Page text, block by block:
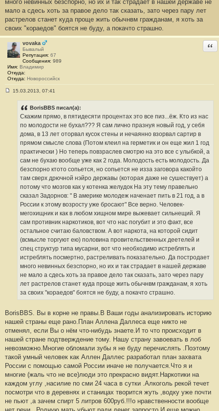
много невинных безспорно, но их и так страдает в нашей державе не
мало а сдесь хоть за правое дело так сказать, зато через пару лет
растрелов станет куда проще жить обычнвм гражданам, я хоть за
своих "кораедов" боятся не буду, а покачто страшно.
vovaka
Бывалый
Репутация: 67
Сообщения: 989
Имя: Владимир
Откуда:
Откуда: Новороссийск
15.03.2013, 07:41
BorisBBS писал(а):
Скажим прямо, в пятидесяти процентах это все пиз...ёж. Кто из нас
по молодости не бухал??? Я сам лично празнуя новый год, у себя
дома, в 13 лет оторвал кусок стены и нечаянно взорвал сартир в
прямом смысле слова (Потом клеил на герметик и он еще жил 1 год
практически ) Но теперь повзраслев смотрю на это все с улыбкой, а
сам не бухаю вообще уже как 2 года. Молодость есть молодость. Да
безспорно ктото сопьется, но сопьется не изза заговора какойто
там сверх дрючной нэйро державы (которая даже не сушествует) а
потому что мозгов как у котенка желудок На эту тему правельно
сказал Задорнов: " В америке молодеж наченает пить в 21 год, а в
России к этому возросту уже бросают" Все верно. Человек-
мегохищник и как в любом хищном мире выжевает сильнещий. Я
сам противник наркотиков, вот что нас погубит и это факт, все
остальное считаю баловством. А вот наркота, на которой сидит
(всмысле торгуют ею) половина провительственных деетелей и
спец структур типа мусарни, вот что необходимо истреблять и
истреблять посмертно, растреливать показательно. Да постродает
много невинных безспорно, но их и так страдает в нашей державе
не мало а сдесь хоть за правое дело так сказать, зато через пару
лет растрелов станет куда проще жить обычнвм гражданам, я хоть
за своих "кораедов" боятся не буду, а покачто страшно.
BorisBBS. Вы в корне не правы.В Ваши годы анализировать историю
нашей страны еще рано.План Аллена Даллеса еще никто не
отменял, если Вы о нём что-нибудь знаете.И то что происходит в
нашей стране подтверждение тому. Нашу страну завоевать в лоб
невозможно.Многие обломали зубы я не буду перечислять .Поэтому
такой умный человек как Аллен Даллес разработал план захвата
России с помощью самой России иначе не получается.Что я и
многие (жаль что не все)люди это прекрасно видят.Наркотики на
каждом углу ,насилие по сми 24 часа в сутки .Алкоголь рекой течет
посмотри что в деревнях и станицах творится жуть ,водку уже почти
не пьют ,а зачем спирт 5 литров 600руб.!!!о нравственности вообще